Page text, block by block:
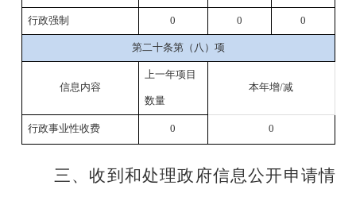
行政强制 0 0 0
第二十条第（八）项
信息内容
上一年项目
数量
本年增/减
行政事业性收费 0 0
三、收到和处理政府信息公开申请情